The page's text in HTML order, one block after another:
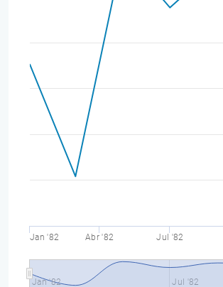
Jan '82 Abr '82 Jul '82
Jan '82 Jul '82